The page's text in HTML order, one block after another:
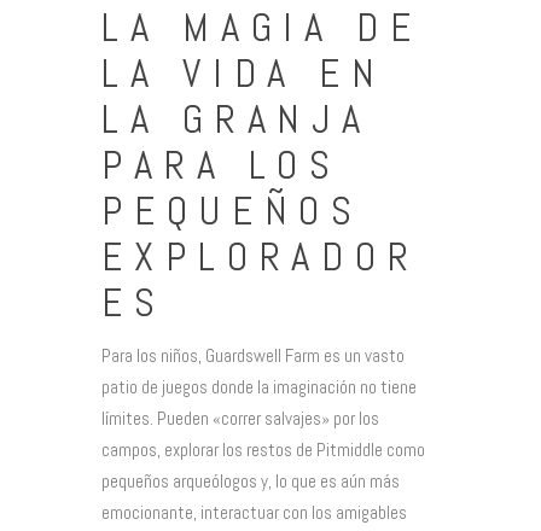
LA MAGIA DE
LA VIDA EN
LA GRANJA
PARA LOS
PEQUEÑOS
EXPLORADOR
ES
Para los niños, Guardswell Farm es un vasto
patio de juegos donde la imaginación no tiene
límites. Pueden «correr salvajes» por los
campos, explorar los restos de Pitmiddle como
pequeños arqueólogos y, lo que es aún más
emocionante, interactuar con los amigables